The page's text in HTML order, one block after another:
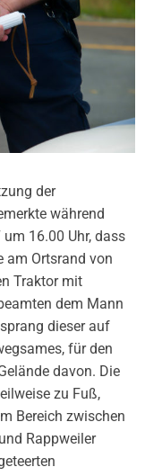
der
während
16.00 Uhr, dass
am Ortsrand von
Traktor mit
dem Mann
dieser auf
für den
davon. Die
zu Fuß,
Bereich zwischen
Rappweiler